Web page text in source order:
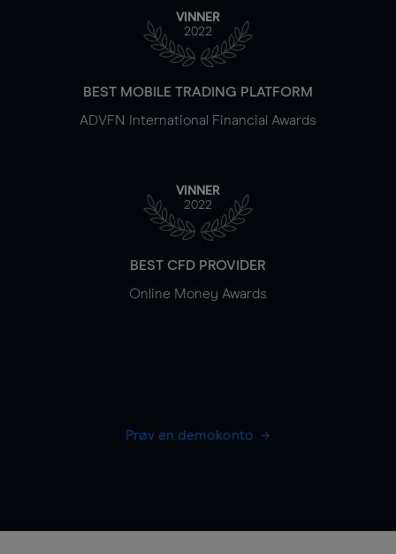
VINNER
2022
BEST MOBILE TRADING PLATFORM
ADVFN International Financial Awards
VINNER
2022
BEST CFD PROVIDER
Online Money Awards
Prøv en demokonto